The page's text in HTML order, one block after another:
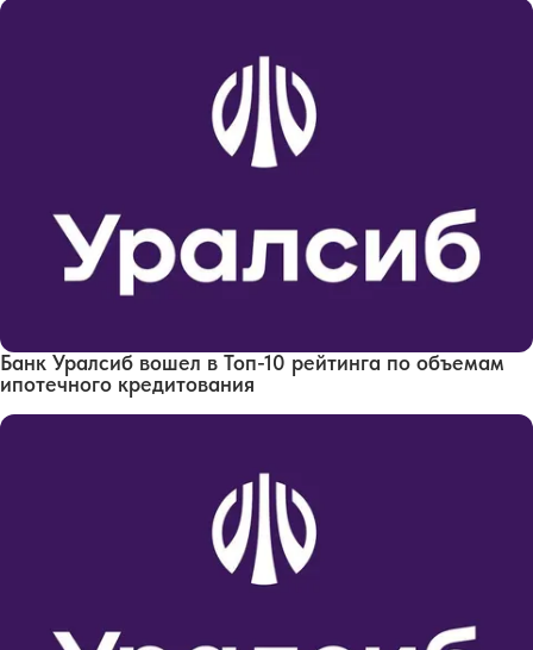
Банк Уралсиб вошел в Топ-10 рейтинга по объемам
ипотечного кредитования